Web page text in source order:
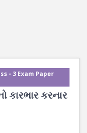
- 3 Exam Paper
કારભાર કરનાર